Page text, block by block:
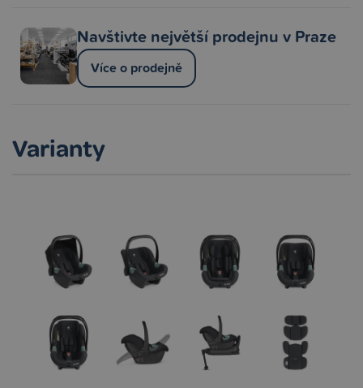
Navštivte největší prodejnu v Praze
Více o prodejně
Varianty